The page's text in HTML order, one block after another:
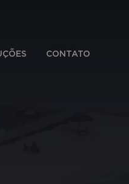
CONTATO